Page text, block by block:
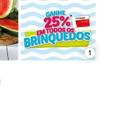
1